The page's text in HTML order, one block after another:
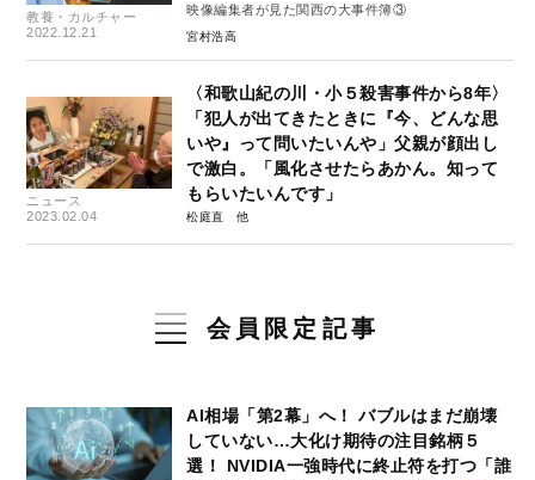
教養・カルチャー
2022.12.21
映像編集者が見た関西の大事件簿③
宮村浩高
ニュース
2023.02.04
〈和歌山紀の川・小５殺害事件から8年〉
「犯人が出てきたときに『今、どんな思
いや』って問いたいんや」父親が顔出し
で激白。「風化させたらあかん。知って
もらいたいんです」
松庭直
会員限定記事
AI相場「第2幕」へ！ バブルはまだ崩壊
していない…大化け期待の注目銘柄５
選！ NVIDIA一強時代に終止符を打つ「誰